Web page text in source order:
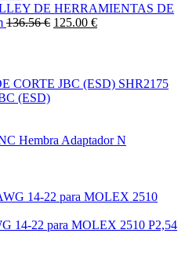
DE HERRAMIENTAS DE
136.56 € 125.00 €
SHR2175
(ESD)
Adaptador N
14-22 para MOLEX 2510 P2,54